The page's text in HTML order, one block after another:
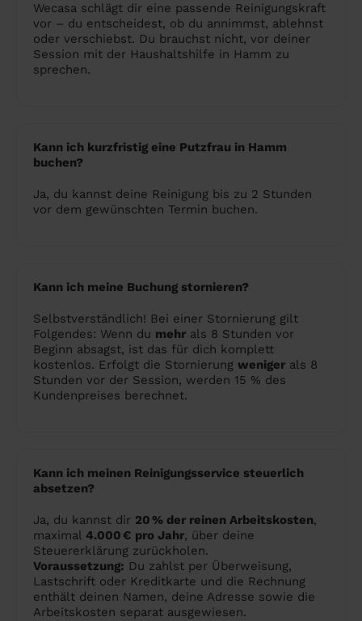
Wecasa schlägt dir eine passende Reinigungskraft
vor – du entscheidest, ob du annimmst, ablehnst
oder verschiebst. Du brauchst nicht, vor deiner
Session mit der Haushaltshilfe in Hamm zu
sprechen.
Kann ich kurzfristig eine Putzfrau in Hamm
buchen?
Ja, du kannst deine Reinigung bis zu 2 Stunden
vor dem gewünschten Termin buchen.
Kann ich meine Buchung stornieren?
Selbstverständlich! Bei einer Stornierung gilt
Folgendes: Wenn du mehr als 8 Stunden vor
Beginn absagst, ist das für dich komplett
kostenlos. Erfolgt die Stornierung weniger als 8
Stunden vor der Session, werden 15 % des
Kundenpreises berechnet.
Kann ich meinen Reinigungsservice steuerlich
absetzen?
Ja, du kannst dir 20 % der reinen Arbeitskosten,
maximal 4.000 € pro Jahr, über deine
Steuererklärung zurückholen.
Voraussetzung: Du zahlst per Überweisung,
Lastschrift oder Kreditkarte und die Rechnung
enthält deinen Namen, deine Adresse sowie die
Arbeitskosten separat ausgewiesen.